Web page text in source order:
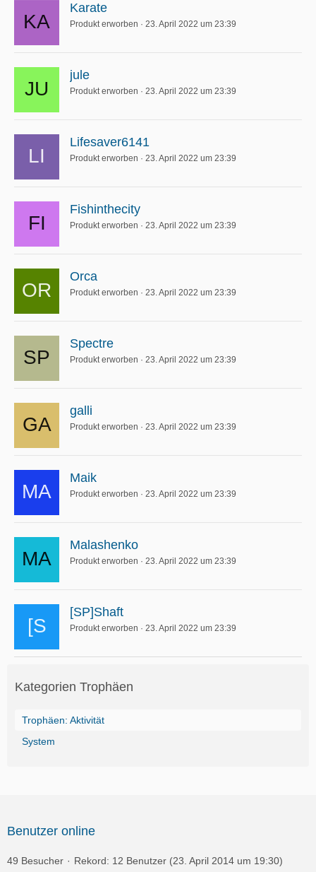
Karate
Produkt erworben 23. April 2022 um 23:39
jule
Produkt erworben 23. April 2022 um 23:39
Lifesaver6141
Produkt erworben 23. April 2022 um 23:39
Fishinthecity
Produkt erworben 23. April 2022 um 23:39
Orca
Produkt erworben 23. April 2022 um 23:39
Spectre
Produkt erworben 23. April 2022 um 23:39
galli
Produkt erworben 23. April 2022 um 23:39
Maik
Produkt erworben 23. April 2022 um 23:39
Malashenko
Produkt erworben 23. April 2022 um 23:39
[SP]Shaft
Produkt erworben 23. April 2022 um 23:39
Kategorien Trophäen
Trophäen: Aktivität
System
Benutzer online
49 Besucher Rekord: 12 Benutzer (23. April 2014 um 19:30)